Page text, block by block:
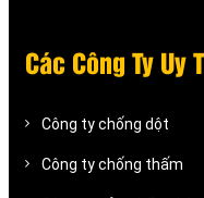
Các Công Ty Uy
Công ty chống dột
Công ty chống thấm